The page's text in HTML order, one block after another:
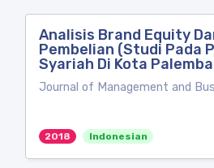
Analisis Brand Equity
Pembelian (Studi Pada
Syariah Di Kota
Journal of Management and
2018 Indonesian